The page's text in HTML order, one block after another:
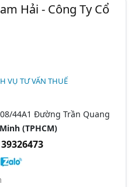
Hải - Công Ty Cổ
VỤ TƯ VẤN THUẾ
44A1 Đường Trần Quang
(TPHCM)